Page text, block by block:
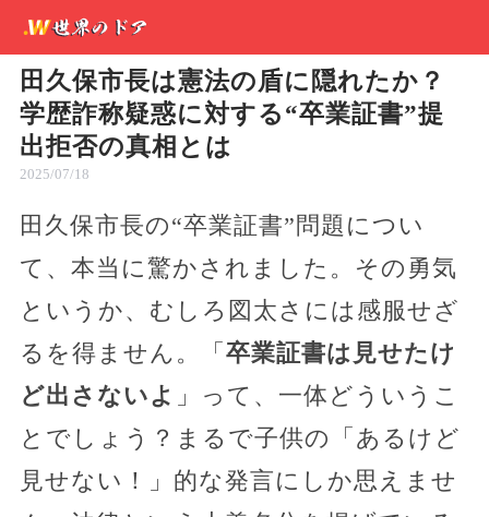
田久保市長は憲法の盾に隠れたか？
学歴詐称疑惑に対する“卒業証書”提
出拒否の真相とは
2025/07/18
田久保市長の“卒業証書”問題につい
て、本当に驚かされました。その勇気
というか、むしろ図太さには感服せざ
るを得ません。「 卒業証書は見せたけ
ど出さないよ 」って、一体どういうこ
とでしょう？まるで子供の「あるけど
見せない！」的な発言にしか思えませ